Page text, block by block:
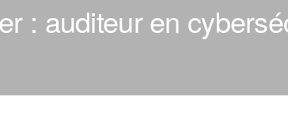
: auditeur en